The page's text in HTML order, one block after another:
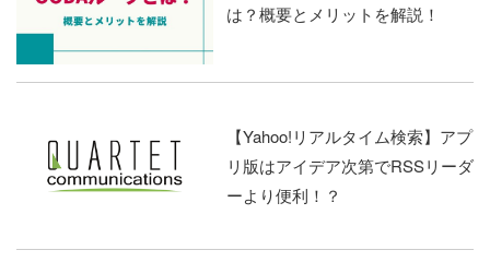
は？概要とメリットを解説！
【Yahoo!リアルタイム検索】アプ
リ版はアイデア次第でRSSリーダ
ーより便利！？